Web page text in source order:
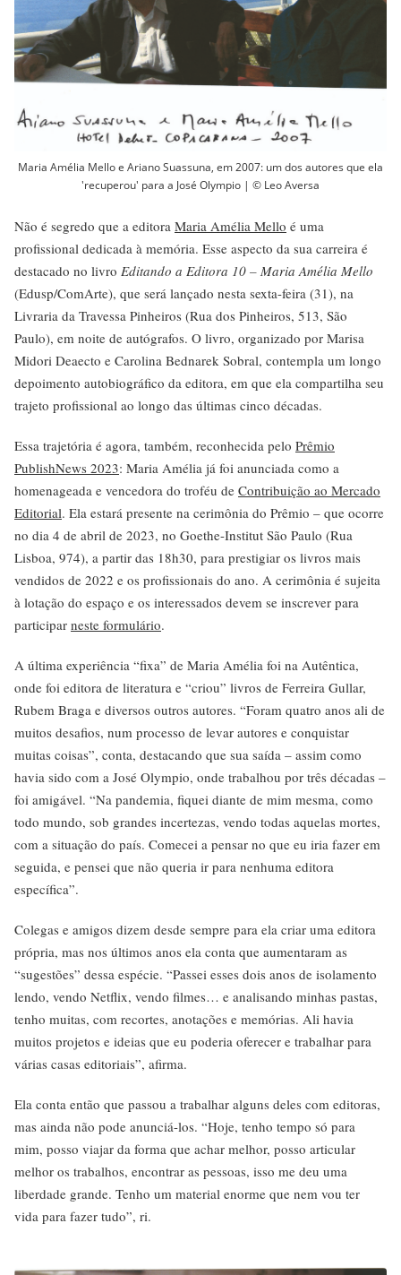
Maria Amélia Mello e Ariano Suassuna, em 2007: um dos autores que ela
'recuperou' para a José Olympio | © Leo Aversa
Não é segredo que a editora Maria Amélia Mello é uma
profissional dedicada à memória. Esse aspecto da sua carreira é
destacado no livro Editando a Editora 10 – Maria Amélia Mello
(Edusp/ComArte), que será lançado nesta sexta-feira (31), na
Livraria da Travessa Pinheiros (Rua dos Pinheiros, 513, São
Paulo), em noite de autógrafos. O livro, organizado por Marisa
Midori Deaecto e Carolina Bednarek Sobral, contempla um longo
depoimento autobiográfico da editora, em que ela compartilha seu
trajeto profissional ao longo das últimas cinco décadas.
Essa trajetória é agora, também, reconhecida pelo Prêmio
PublishNews 2023: Maria Amélia já foi anunciada como a
homenageada e vencedora do troféu de Contribuição ao Mercado
Editorial. Ela estará presente na cerimônia do Prêmio – que ocorre
no dia 4 de abril de 2023, no Goethe-Institut São Paulo (Rua
Lisboa, 974), a partir das 18h30, para prestigiar os livros mais
vendidos de 2022 e os profissionais do ano. A cerimônia é sujeita
à lotação do espaço e os interessados devem se inscrever para
participar neste formulário.
A última experiência “fixa” de Maria Amélia foi na Autêntica,
onde foi editora de literatura e “criou” livros de Ferreira Gullar,
Rubem Braga e diversos outros autores. “Foram quatro anos ali de
muitos desafios, num processo de levar autores e conquistar
muitas coisas”, conta, destacando que sua saída – assim como
havia sido com a José Olympio, onde trabalhou por três décadas –
foi amigável. “Na pandemia, fiquei diante de mim mesma, como
todo mundo, sob grandes incertezas, vendo todas aquelas mortes,
com a situação do país. Comecei a pensar no que eu iria fazer em
seguida, e pensei que não queria ir para nenhuma editora
específica”.
Colegas e amigos dizem desde sempre para ela criar uma editora
própria, mas nos últimos anos ela conta que aumentaram as
“sugestões” dessa espécie. “Passei esses dois anos de isolamento
lendo, vendo Netflix, vendo filmes… e analisando minhas pastas,
tenho muitas, com recortes, anotações e memórias. Ali havia
muitos projetos e ideias que eu poderia oferecer e trabalhar para
várias casas editoriais”, afirma.
Ela conta então que passou a trabalhar alguns deles com editoras,
mas ainda não pode anunciá-los. “Hoje, tenho tempo só para
mim, posso viajar da forma que achar melhor, posso articular
melhor os trabalhos, encontrar as pessoas, isso me deu uma
liberdade grande. Tenho um material enorme que nem vou ter
vida para fazer tudo”, ri.